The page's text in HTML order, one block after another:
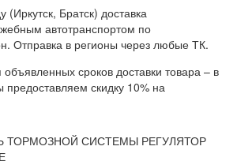
(Иркутск, Братск) доставка
автотранспортом по
Отправка в регионы через любые ТК.
объявленных сроков доставки товара – в
предоставляем скидку 10% на
ТОРМОЗНОЙ СИСТЕМЫ РЕГУЛЯТОР